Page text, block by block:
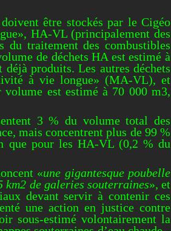
être stockés par le Cigéo
HA-VL (principalement des
du traitement des combustibles
de déchets HA est estimé à
produits. Les autres déchets
à vie longue» (MA-VL), et
volume est estimé à 70 000 m3,
3 % du volume total des
mais concentrent plus de 99 %
que pour les HA-VL (0,2 % du
«une gigantesque poubelle
km2 de galeries souterraines», et
devant servir à contenir ces
une action en justice contre
sous-estimé volontairement la